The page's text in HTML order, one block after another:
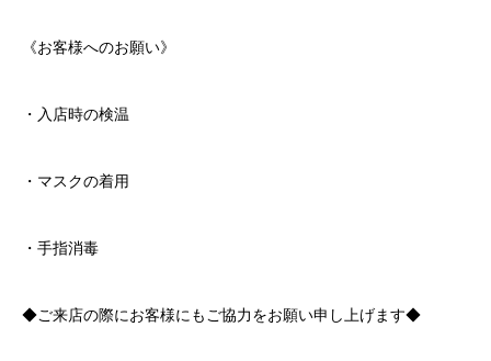
《お客様へのお願い》
・入店時の検温
・マスクの着用
・手指消毒
◆ご来店の際にお客様にもご協力をお願い申し上げます◆